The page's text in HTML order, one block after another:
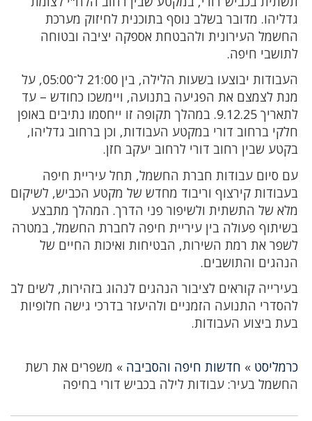
גדליהו. מדובר בשלב נוסף בתוכנית לחיזוק מערכת
החשמל העירונית ולהבטחת אספקה יציבה ובטוחה
לתושבי חיפה.
העבודות יבוצעו בשעות הלילה, בין 21:00 ל־05:00, על
מנת לצמצם את הפגיעה בתנועה, ויימשכו כחודש – עד
לתאריך 9.12.25. במהלך תקופה זו ייחסמו נתיבים באופן
חלקי ברחוב דורי במקטע העבודות, וכן ברחוב גדליהו,
בקטע שבין רחוב דורי לרחוב יעקב חזן.
עם סיום עבודות חברת החשמל, תחל עיריית חיפה
בעבודות קירצוף וריבוד מחדש של מקטע הכביש, לשיקום
מלא של התשתית ולשיפור פני הדרך. המהלך מתבצע
בשיתוף פעולה בין עיריית חיפה לחברת החשמל, במטרה
לשפר את רמת השירות, הבטיחות ואיכות החיים של
הנהגים והתושבים.
בעירייה קוראים לציבור הנהגים לנהוג בזהירות, לשים לב
להסדרי התנועה הזמניים ולהיעזר בדרכי גישה חלופיות
בעת ביצוע העבודות.
כרמליסט » חדשות חיפה והסביבה » משפרים את רשת
החשמל בעיר: עבודות לילה בכביש דורי בחיפה